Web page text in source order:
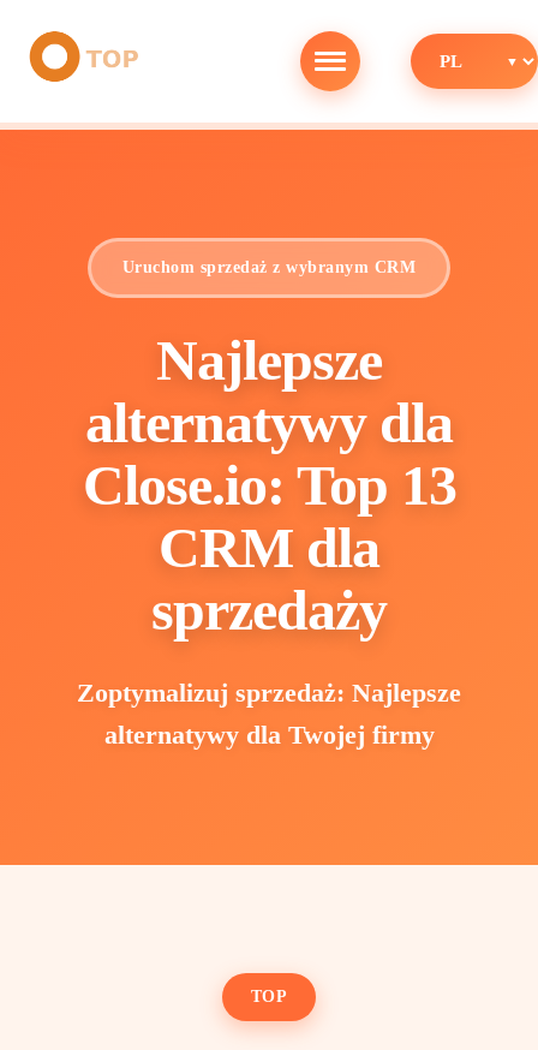
Uruchom sprzedaż z wybranym CRM
Najlepsze
alternatywy dla
Close.io: Top 13
CRM dla
sprzedaży
Zoptymalizuj sprzedaż: Najlepsze
alternatywy dla Twojej firmy
TOP